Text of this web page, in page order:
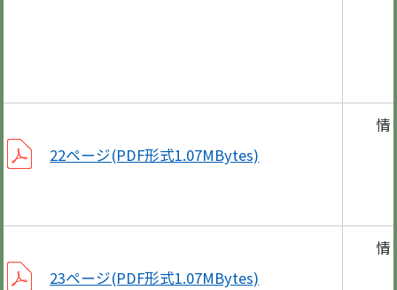
22ページ(PDF形式1.07MBytes)
情
23ページ(PDF形式1.07MBytes)
情